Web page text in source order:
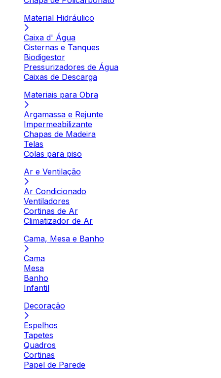
Material Hidráulico
Caixa d' Água
Cisternas e Tanques
Biodigestor
Pressurizadores de Água
Caixas de Descarga
Materiais para Obra
Argamassa e Rejunte
Impermeabilizante
Chapas de Madeira
Telas
Colas para piso
Ar e Ventilação
Ar Condicionado
Ventiladores
Cortinas de Ar
Climatizador de Ar
Cama, Mesa e Banho
Cama
Mesa
Banho
Infantil
Decoração
Espelhos
Tapetes
Quadros
Cortinas
Papel de Parede